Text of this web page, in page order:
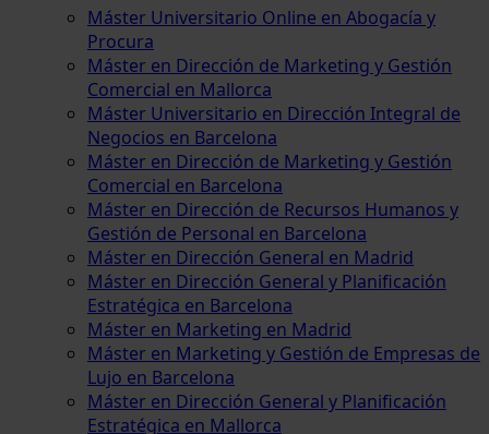
Máster Universitario Online en Abogacía y
Procura
Máster en Dirección de Marketing y Gestión
Comercial en Mallorca
Máster Universitario en Dirección Integral de
Negocios en Barcelona
Máster en Dirección de Marketing y Gestión
Comercial en Barcelona
Máster en Dirección de Recursos Humanos y
Gestión de Personal en Barcelona
Máster en Dirección General en Madrid
Máster en Dirección General y Planificación
Estratégica en Barcelona
Máster en Marketing en Madrid
Máster en Marketing y Gestión de Empresas de
Lujo en Barcelona
Máster en Dirección General y Planificación
Estratégica en Mallorca